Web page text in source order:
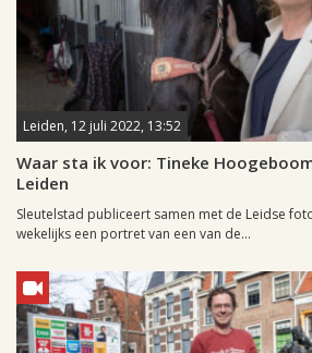
Leiden, 12 juli 2022, 13:52
Waar sta ik voor: Tineke
Leiden
Sleutelstad publiceert samen met de Leidse
wekelijks een portret van een van de...